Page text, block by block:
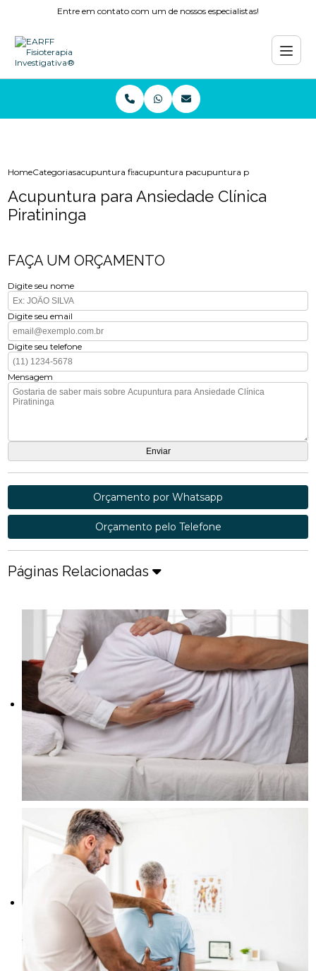
Entre em contato com um de nossos especialistas!
HomeCategoriasacupuntura fisioterapiaacupuntura perto de mimacupuntura para ansiedade
Acupuntura para Ansiedade Clínica
Piratininga
FAÇA UM ORÇAMENTO
Digite seu nome
Digite seu email
Digite seu telefone
Mensagem
Orçamento por Whatsapp
Orçamento pelo Telefone
Páginas Relacionadas